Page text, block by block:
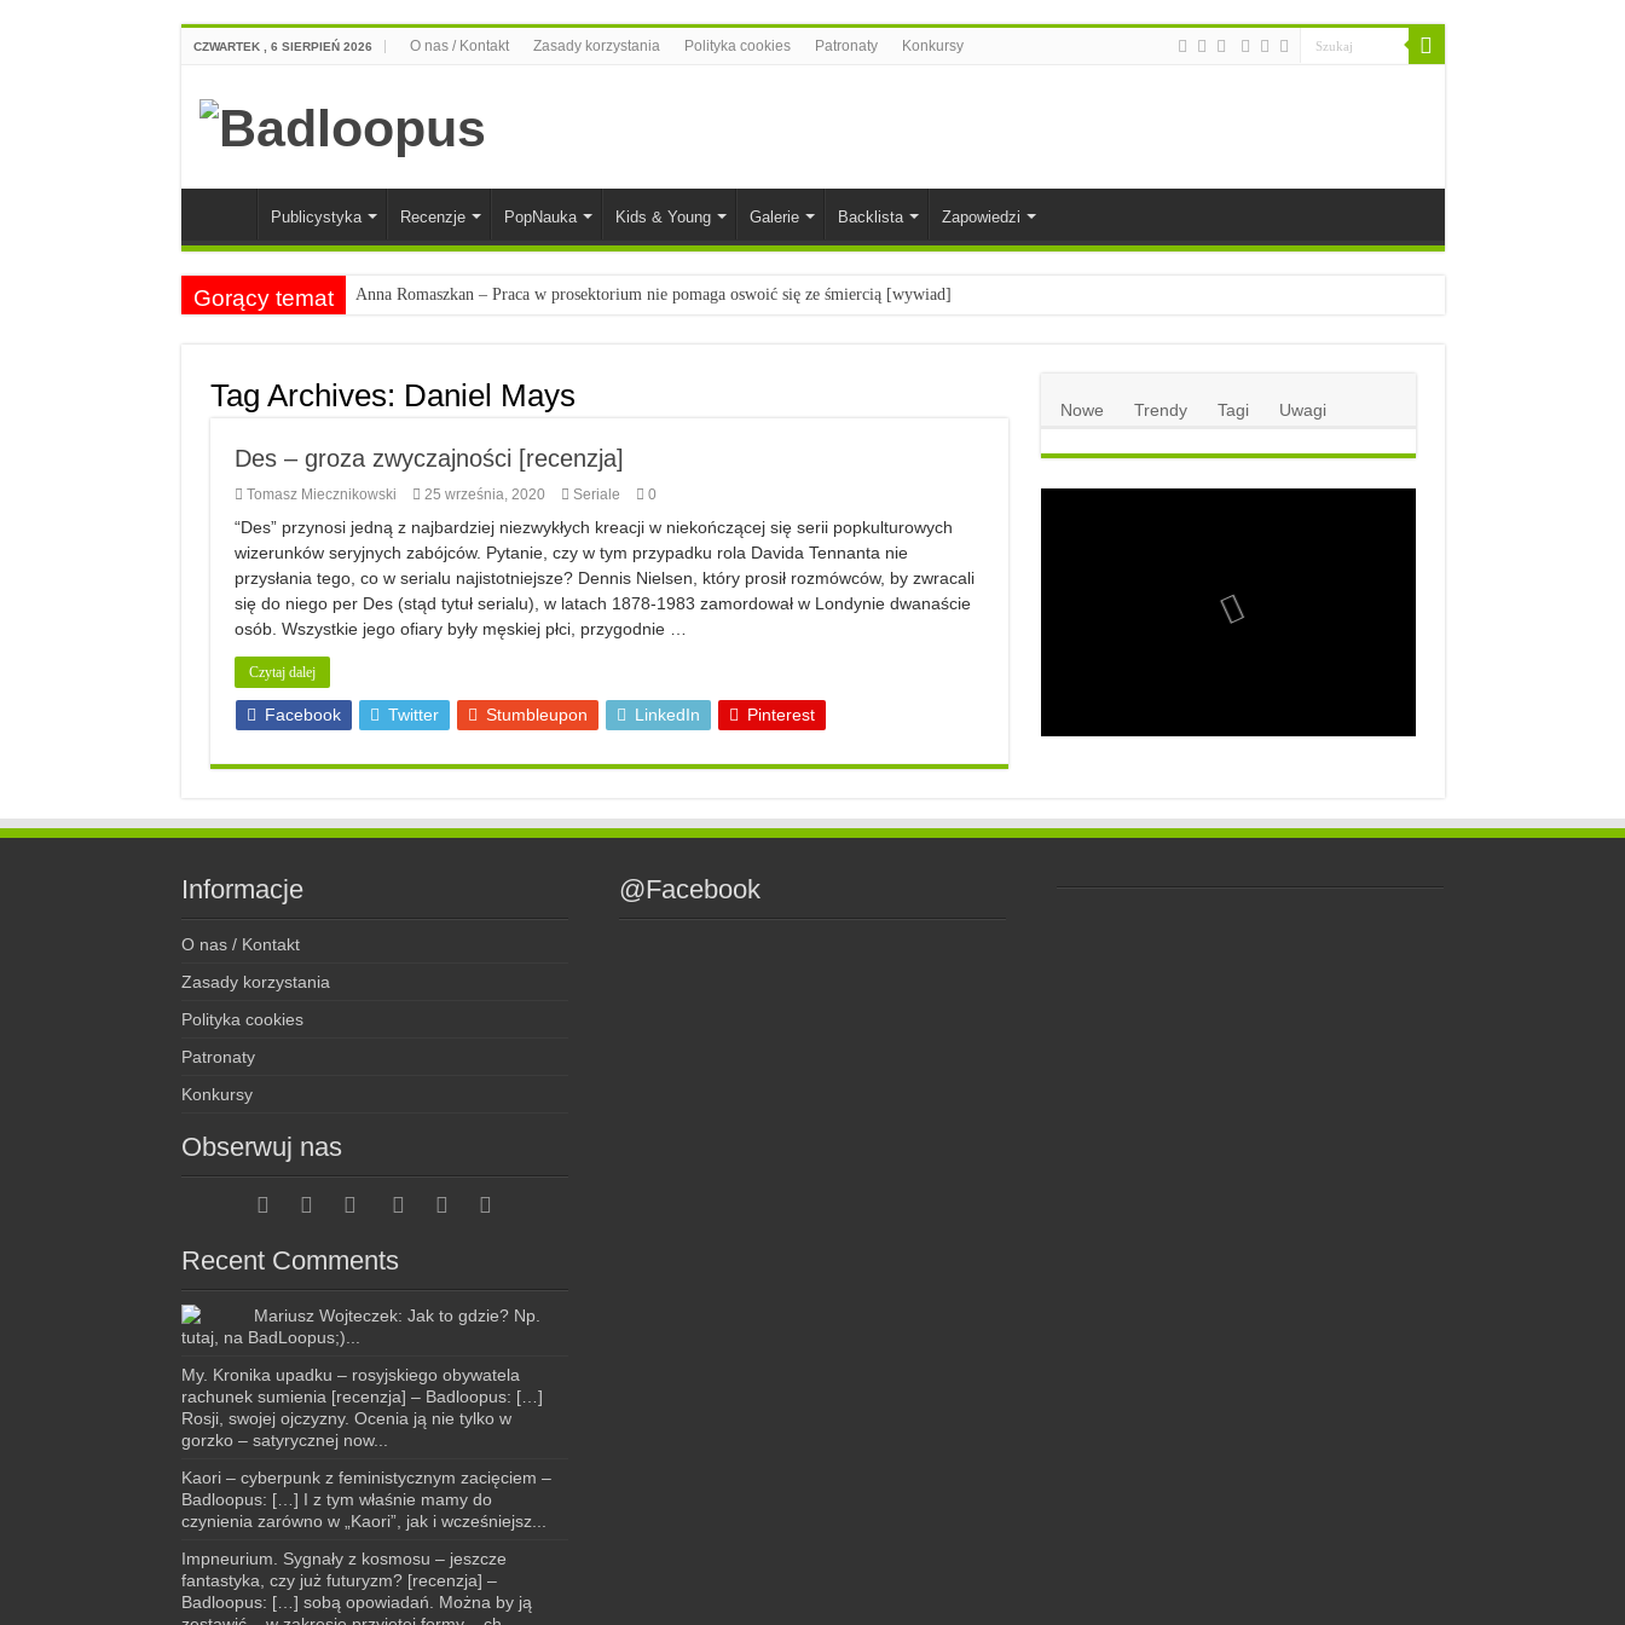
CZWARTEK , 6 SIERPIEŃ 2026 O nas / Kontakt Zasady korzystania Polityka cookies Patronaty Konkursy
Publicystyka Recenzje PopNauka Kids & Young Galerie Backlista Zapowiedzi
Gorący temat Anna Romaszkan – Praca w prosektorium nie pomaga oswoić się ze śmiercią [wywiad]
Najciekawsze zapowiedzi komiksowe na 2023 rok
Tag Archives: Daniel Mays
Des – groza zwyczajności [recenzja]
Tomasz Miecznikowski 25 września, 2020 Seriale 0
“Des” przynosi jedną z najbardziej niezwykłych kreacji w niekończącej się serii popkulturowych
wizerunków seryjnych zabójców. Pytanie, czy w tym przypadku rola Davida Tennanta nie
przysłania tego, co w serialu najistotniejsze? Dennis Nielsen, który prosił rozmówców, by zwracali
się do niego per Des (stąd tytuł serialu), w latach 1878-1983 zamordował w Londynie dwanaście
osób. Wszystkie jego ofiary były męskiej płci, przygodnie …
Czytaj dalej
Facebook Twitter Stumbleupon LinkedIn Pinterest
Nowe Trendy Tagi Uwagi
Informacje
O nas / Kontakt
Zasady korzystania
Polityka cookies
Patronaty
Konkursy
Obserwuj nas
Recent Comments
Mariusz Wojteczek: Jak to gdzie? Np.
tutaj, na BadLoopus;)...
My. Kronika upadku – rosyjskiego obywatela
rachunek sumienia [recenzja] – Badloopus: […]
Rosji, swojej ojczyzny. Ocenia ją nie tylko w
gorzko – satyrycznej now...
Kaori – cyberpunk z feministycznym zacięciem –
Badloopus: […] I z tym właśnie mamy do
czynienia zarówno w „Kaori”, jak i wcześniejsz...
Impneurium. Sygnały z kosmosu – jeszcze
fantastyka, czy już futuryzm? [recenzja] –
Badloopus: […] sobą opowiadań. Można by ją
@Facebook